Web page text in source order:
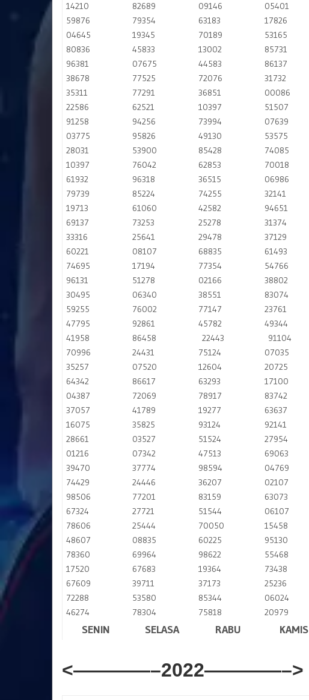
14210
82689 09146 05401
59876
79354 63183 17826
04645
19345 70189 53165
80836
45833 13002 85731
96381
07675 44583 86137
38678
77525 72076 31732
35311
77291 36851 00086
22586
62521 10397 51507
91258
94256 73994 07639
03775
95826 49130 53575
28031
53900 85428 74085
10397
76042 62853 70018
61932
96318 36515 06986
79739
85224 74255 32141
19713
61060 42582 94651
69137
73253 25278 31374
33316
25641 29478 37129
60221
08107 68835 61493
74695
17194 77354 54766
96131
51278 02166 38802
30495
06340 38551 83074
59255
76002 77147 23761
47795
92861 45782 49344
41958
86458 22443 91104
70996
24431 75124 07035
35257
07520 12604 20725
64342
86617 63293 17100
04387
72069 78917 83742
37057
41789 19277 63637
16075
35825 93124 92141
28661
03527 51524 27954
01216
07342 47513 69063
39470
37774 98594 04769
74429
24446 36207 02107
98506
77201 83159 63073
67324
27721 51544 06107
78606
25444 70050 15458
48607
08835 60225 95130
78360
69964 98622 55468
17520
67683 19364 73438
67609
39711 37173 25236
72288
53580 85344 06024
46274
78304 75818 20979
SENIN SELASA RABU KAMIS
<————–2022————–>